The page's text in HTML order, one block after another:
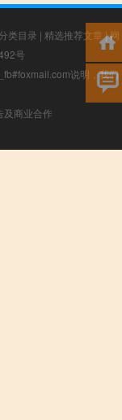
类目录 | 精选推荐文章 |网
号
说明，我们
及商业合作